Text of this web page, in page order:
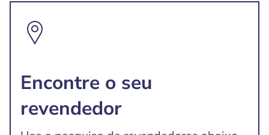
Encontre o seu
revendedor